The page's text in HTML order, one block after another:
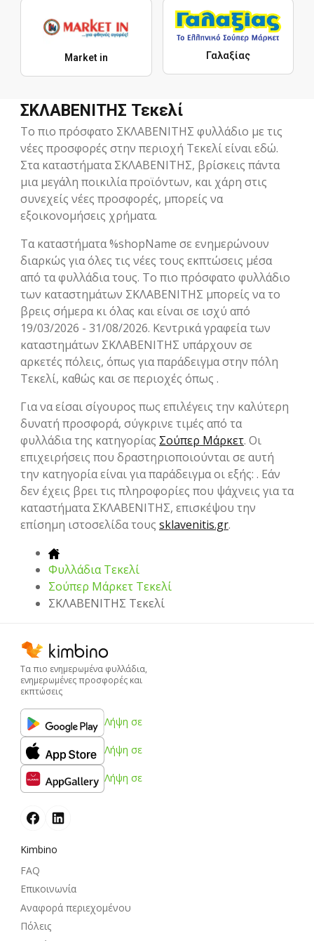
Market in Γαλαξίας
ΣΚΛΑΒΕΝΙΤΗΣ Τεκελί
Το πιο πρόσφατο ΣΚΛΑΒΕΝΙΤΗΣ φυλλάδιο με τις
νέες προσφορές στην περιοχή Τεκελί είναι εδώ.
Στα καταστήματα ΣΚΛΑΒΕΝΙΤΗΣ, βρίσκεις πάντα
μια μεγάλη ποικιλία προϊόντων, και χάρη στις
συνεχείς νέες προσφορές, μπορείς να
εξοικονομήσεις χρήματα.
Τα καταστήματα %shopName σε ενημερώνουν
διαρκώς για όλες τις νέες τους εκπτώσεις μέσα
από τα φυλλάδια τους. Το πιο πρόσφατο φυλλάδιο
των καταστημάτων ΣΚΛΑΒΕΝΙΤΗΣ μπορείς να το
βρεις σήμερα κι όλας και είναι σε ισχύ από
19/03/2026 - 31/08/2026. Κεντρικά γραφεία των
καταστημάτων ΣΚΛΑΒΕΝΙΤΗΣ υπάρχουν σε
αρκετές πόλεις, όπως για παράδειγμα στην πόλη
Τεκελί, καθώς και σε περιοχές όπως .
Για να είσαι σίγουρος πως επιλέγεις την καλύτερη
δυνατή προσφορά, σύγκρινε τιμές από τα
φυλλάδια της κατηγορίας Σούπερ Μάρκετ. Οι
επιχειρήσεις που δραστηριοποιούνται σε αυτή
την κατηγορία είναι για παράδειγμα οι εξής: . Εάν
δεν έχεις βρει τις πληροφορίες που ψάχνεις για τα
καταστήματα ΣΚΛΑΒΕΝΙΤΗΣ, επισκέψου την
επίσημη ιστοσελίδα τους sklavenitis.gr.
Φυλλάδια Τεκελί
Σούπερ Μάρκετ Τεκελί
ΣΚΛΑΒΕΝΙΤΗΣ Τεκελί
Τα πιο ενημερωμένα φυλλάδια,
ενημερωμένες προσφορές και
εκπτώσεις
Λήψη σε
Λήψη σε
Λήψη σε
Kimbino
FAQ
Επικοινωνία
Αναφορά περιεχομένου
Πόλεις